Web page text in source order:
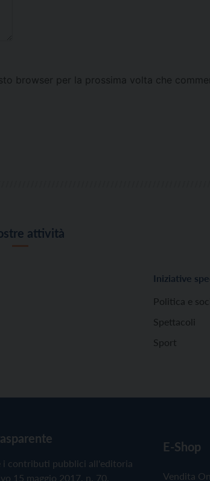
browser per la prossima volta che
attività
Iniziative
Politica e
Spettacoli
Sport
i contributi pubblici all'editoria
15 maggio 2017, n. 70.
E-Shop
Vendita